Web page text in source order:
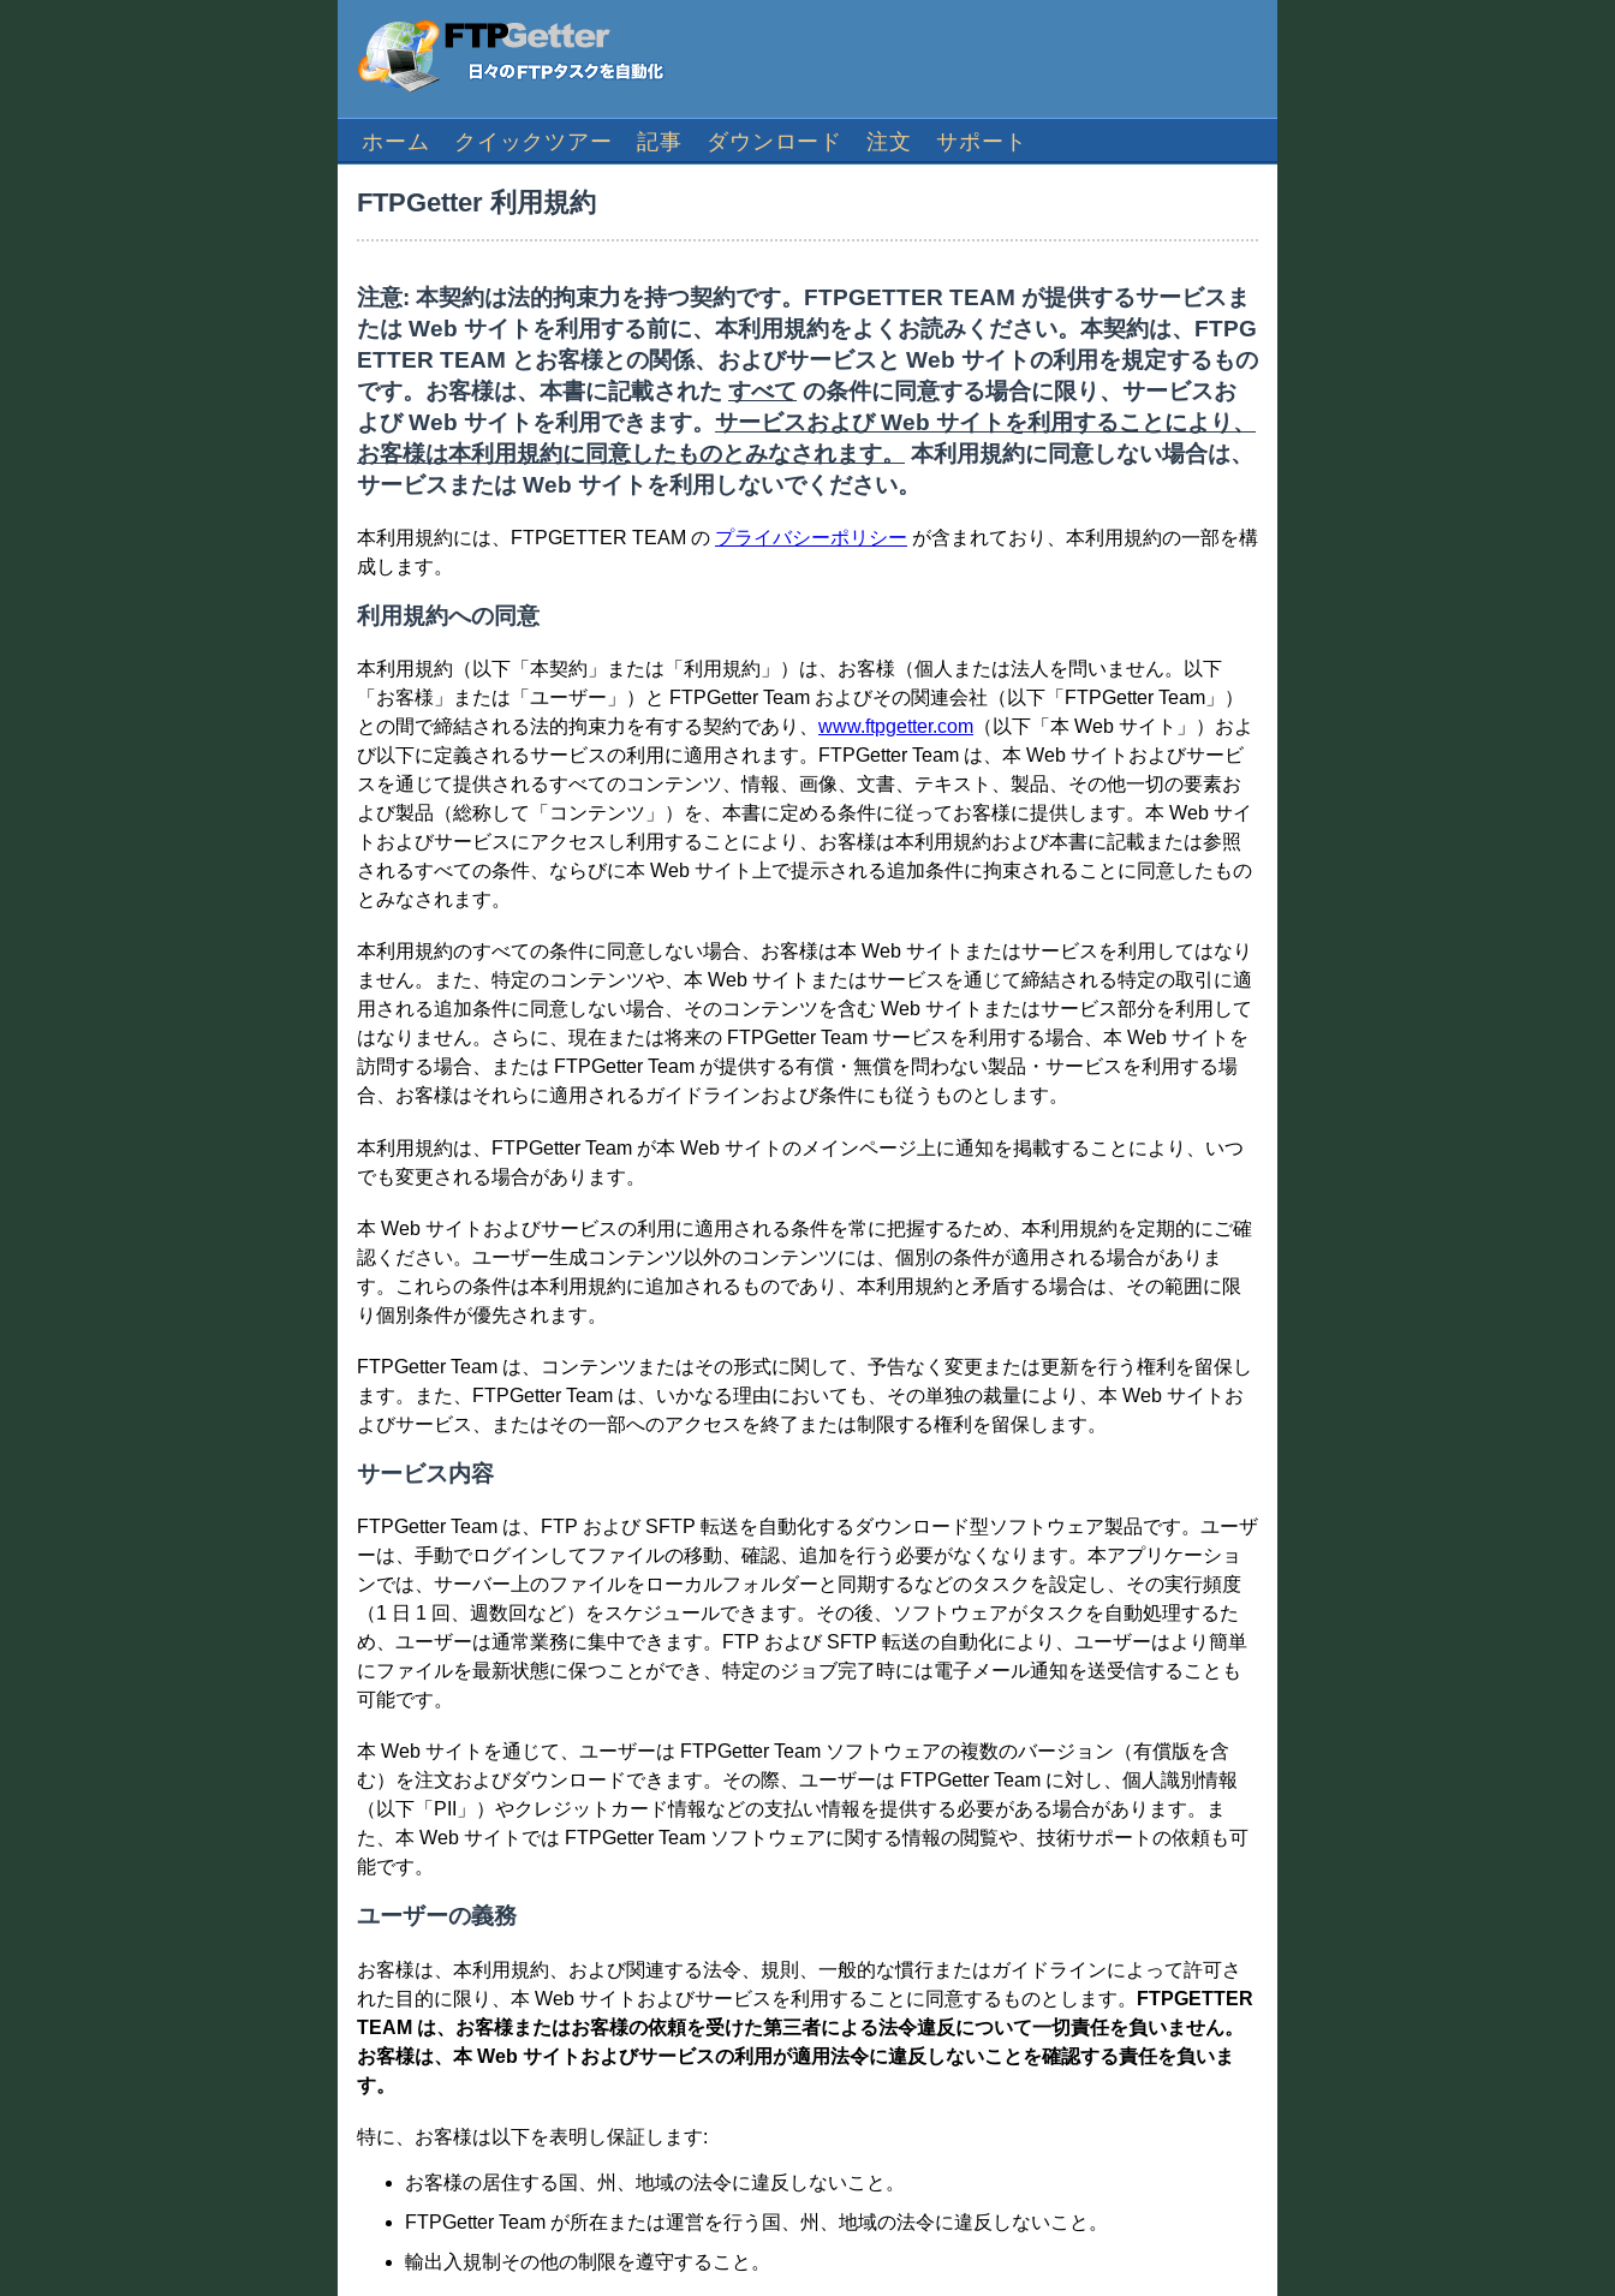
ホーム クイックツアー 記事 ダウンロード 注文 サポート
FTPGetter 利用規約
注意: 本契約は法的拘束力を持つ契約です。FTPGETTER TEAM が提供するサービスま
たは Web サイトを利用する前に、本利用規約をよくお読みください。本契約は、FTPG
ETTER TEAM とお客様との関係、およびサービスと Web サイトの利用を規定するもの
です。お客様は、本書に記載された すべて の条件に同意する場合に限り、サービスお
よび Web サイトを利用できます。 サービスおよび Web サイトを利用することにより、
お客様は本利用規約に同意したものとみなされます。
本利用規約に同意しない場合は、
サービスまたは Web サイトを利用しないでください。
本利用規約には、FTPGETTER TEAM の プライバシーポリシー が含まれており、本利用規約の一部を構
成します。
利用規約への同意
本利用規約（以下「本契約」または「利用規約」）は、お客様（個人または法人を問いません。以下
「お客様」または「ユーザー」）と FTPGetter Team およびその関連会社（以下「FTPGetter Team」）
との間で締結される法的拘束力を有する契約であり、 www.ftpgetter.com （以下「本 Web サイト」）およ
び以下に定義されるサービスの利用に適用されます。FTPGetter Team は、本 Web サイトおよびサービ
スを通じて提供されるすべてのコンテンツ、情報、画像、文書、テキスト、製品、その他一切の要素お
よび製品（総称して「コンテンツ」）を、本書に定める条件に従ってお客様に提供します。本 Web サイ
トおよびサービスにアクセスし利用することにより、お客様は本利用規約および本書に記載または参照
されるすべての条件、ならびに本 Web サイト上で提示される追加条件に拘束されることに同意したもの
とみなされます。
本利用規約のすべての条件に同意しない場合、お客様は本 Web サイトまたはサービスを利用してはなり
ません。また、特定のコンテンツや、本 Web サイトまたはサービスを通じて締結される特定の取引に適
用される追加条件に同意しない場合、そのコンテンツを含む Web サイトまたはサービス部分を利用して
はなりません。さらに、現在または将来の FTPGetter Team サービスを利用する場合、本 Web サイトを
訪問する場合、または FTPGetter Team が提供する有償・無償を問わない製品・サービスを利用する場
合、お客様はそれらに適用されるガイドラインおよび条件にも従うものとします。
本利用規約は、FTPGetter Team が本 Web サイトのメインページ上に通知を掲載することにより、いつ
でも変更される場合があります。
本 Web サイトおよびサービスの利用に適用される条件を常に把握するため、本利用規約を定期的にご確
認ください。ユーザー生成コンテンツ以外のコンテンツには、個別の条件が適用される場合がありま
す。これらの条件は本利用規約に追加されるものであり、本利用規約と矛盾する場合は、その範囲に限
り個別条件が優先されます。
FTPGetter Team は、コンテンツまたはその形式に関して、予告なく変更または更新を行う権利を留保し
ます。また、FTPGetter Team は、いかなる理由においても、その単独の裁量により、本 Web サイトお
よびサービス、またはその一部へのアクセスを終了または制限する権利を留保します。
サービス内容
FTPGetter Team は、FTP および SFTP 転送を自動化するダウンロード型ソフトウェア製品です。ユーザ
ーは、手動でログインしてファイルの移動、確認、追加を行う必要がなくなります。本アプリケーショ
ンでは、サーバー上のファイルをローカルフォルダーと同期するなどのタスクを設定し、その実行頻度
（1 日 1 回、週数回など）をスケジュールできます。その後、ソフトウェアがタスクを自動処理するた
め、ユーザーは通常業務に集中できます。FTP および SFTP 転送の自動化により、ユーザーはより簡単
にファイルを最新状態に保つことができ、特定のジョブ完了時には電子メール通知を送受信することも
可能です。
本 Web サイトを通じて、ユーザーは FTPGetter Team ソフトウェアの複数のバージョン（有償版を含
む）を注文およびダウンロードできます。その際、ユーザーは FTPGetter Team に対し、個人識別情報
（以下「PII」）やクレジットカード情報などの支払い情報を提供する必要がある場合があります。ま
た、本 Web サイトでは FTPGetter Team ソフトウェアに関する情報の閲覧や、技術サポートの依頼も可
能です。
ユーザーの義務
お客様は、本利用規約、および関連する法令、規則、一般的な慣行またはガイドラインによって許可さ
れた目的に限り、本 Web サイトおよびサービスを利用することに同意するものとします。
FTPGETTER
TEAM は、お客様またはお客様の依頼を受けた第三者による法令違反について一切責任を負いません。
お客様は、本 Web サイトおよびサービスの利用が適用法令に違反しないことを確認する責任を負いま
す。
特に、お客様は以下を表明し保証します:
お客様の居住する国、州、地域の法令に違反しないこと。
FTPGetter Team が所在または運営を行う国、州、地域の法令に違反しないこと。
輸出入規制その他の制限を遵守すること。